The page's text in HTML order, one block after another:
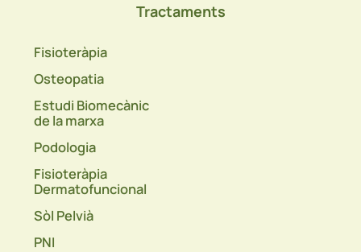
Tractaments
Fisioteràpia
Osteopatia
Estudi Biomecànic
de la marxa
Podologia
Fisioteràpia
Dermatofuncional
Sòl Pelvià
PNI